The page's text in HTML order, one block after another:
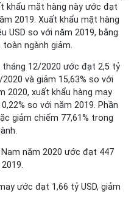
khẩu mặt hàng này ước đạt
2019. Xuất khẩu mặt hàng
USD so với năm 2019, bằng
toàn ngành giảm.
12/2020 ước đạt 2,5 tỷ
và giảm 15,63% so với
2020, xuất khẩu hàng may
so với năm 2019. Phần
giảm chiếm 77,61% trong
năm 2020 ước đạt 447
ước đạt 1,66 tỷ USD, giảm